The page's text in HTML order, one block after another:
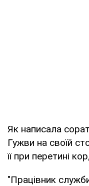
Як написала
Гужви на своїй
її при перетині
"Працівник